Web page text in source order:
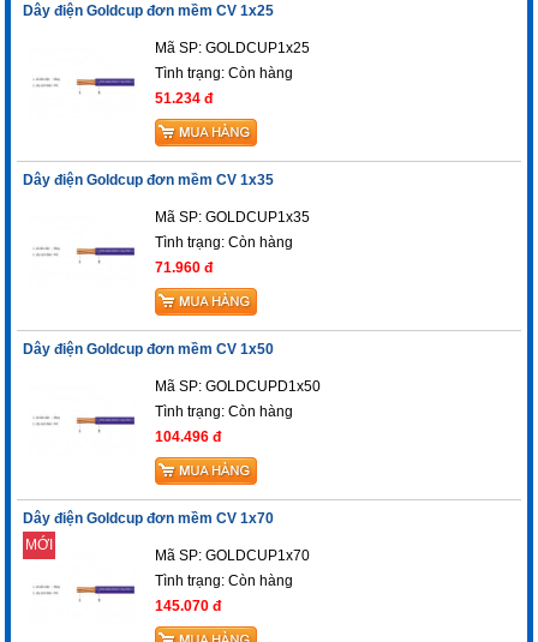
Dây điện Goldcup đơn mềm CV 1x25
Mã SP: GOLDCUP1x25
Tình trạng:Còn hàng
51.234 đ
Dây điện Goldcup đơn mềm CV 1x35
Mã SP: GOLDCUP1x35
Tình trạng:Còn hàng
71.960 đ
Dây điện Goldcup đơn mềm CV 1x50
Mã SP: GOLDCUPD1x50
Tình trạng:Còn hàng
104.496 đ
Dây điện Goldcup đơn mềm CV 1x70
MỚI
Mã SP: GOLDCUP1x70
Tình trạng:Còn hàng
145.070 đ